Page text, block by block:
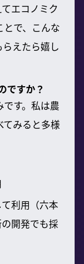
エコノミク
とで、こんな
えたら嬉し
ですか？
す。私は農
てみると多様
利用（六本
開発でも採